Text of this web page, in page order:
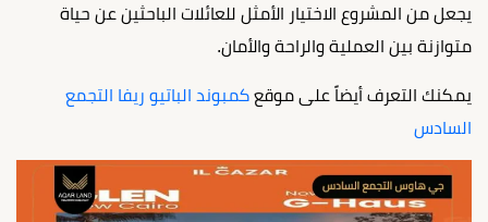
يجعل من المشروع الاختيار الأمثل للعائلات الباحثين عن حياة
متوازنة بين العملية والراحة والأمان.
يمكنك التعرف أيضاً على موقع كمبوند الباتيو ريفا التجمع
السادس